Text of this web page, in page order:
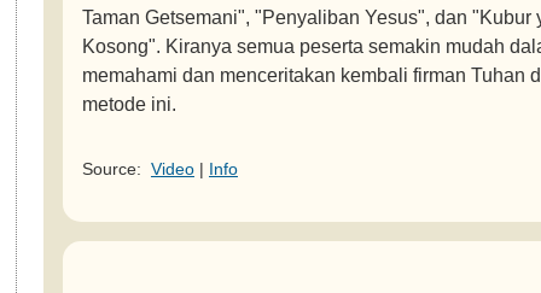
Taman Getsemani", "Penyaliban Yesus", dan "Kubur
Kosong". Kiranya semua peserta semakin mudah
memahami dan menceritakan kembali firman Tuhan
metode ini.
Source: Video| Info